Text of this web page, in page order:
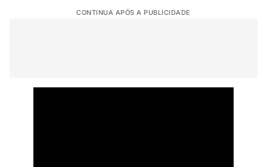
CONTINUA APÓS A PUBLICIDADE